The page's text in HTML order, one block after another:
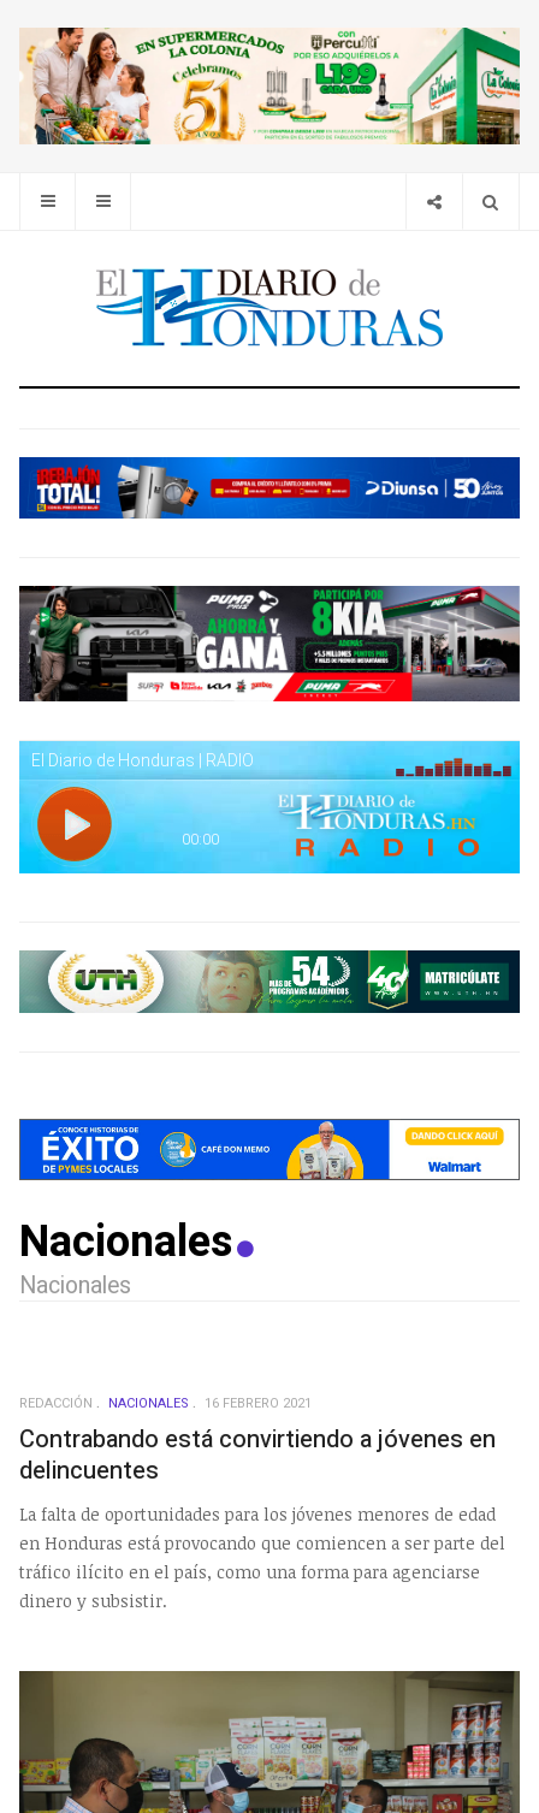
Nacionales
Nacionales
REDACCIÓN NACIONALES 16 FEBRERO 2021
Contrabando está convirtiendo a jóvenes en
delincuentes
La falta de oportunidades para los jóvenes menores de edad
en Honduras está provocando que comiencen a ser parte del
tráfico ilícito en el país, como una forma para agenciarse
dinero y subsistir.